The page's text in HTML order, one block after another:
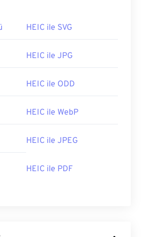
HEIC ile SVG
HEIC ile JPG
HEIC ile ODD
HEIC ile WebP
HEIC ile JPEG
HEIC ile PDF